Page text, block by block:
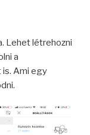
Lehet létrehozni
a
Ami egy